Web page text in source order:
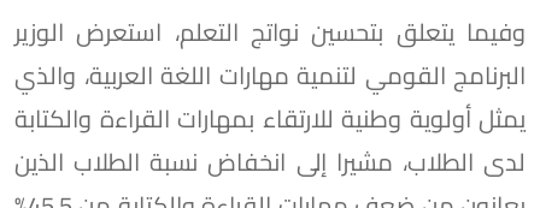
وفيما يتعلق بتحسين نواتج التعلم، استعرض الوزير
البرنامج القومي لتنمية مهارات اللغة العربية، والذي
يمثل أولوية وطنية للارتقاء بمهارات القراءة والكتابة
لدى الطلاب، مشيرا إلى انخفاض نسبة الطلاب الذين